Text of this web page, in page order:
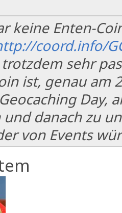
keine Enten-
coord.info/
sehr
ist, genau am
Day,
danach zu
von Events